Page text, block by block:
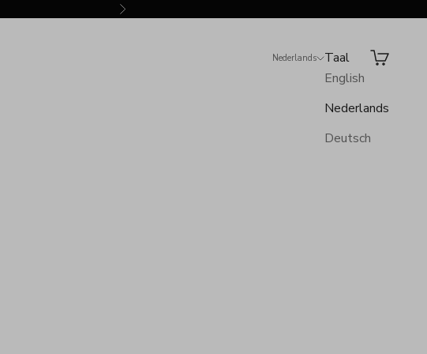
Volgende
Nederlands
Taal
English
Nederlands
Deutsch
Zoeken